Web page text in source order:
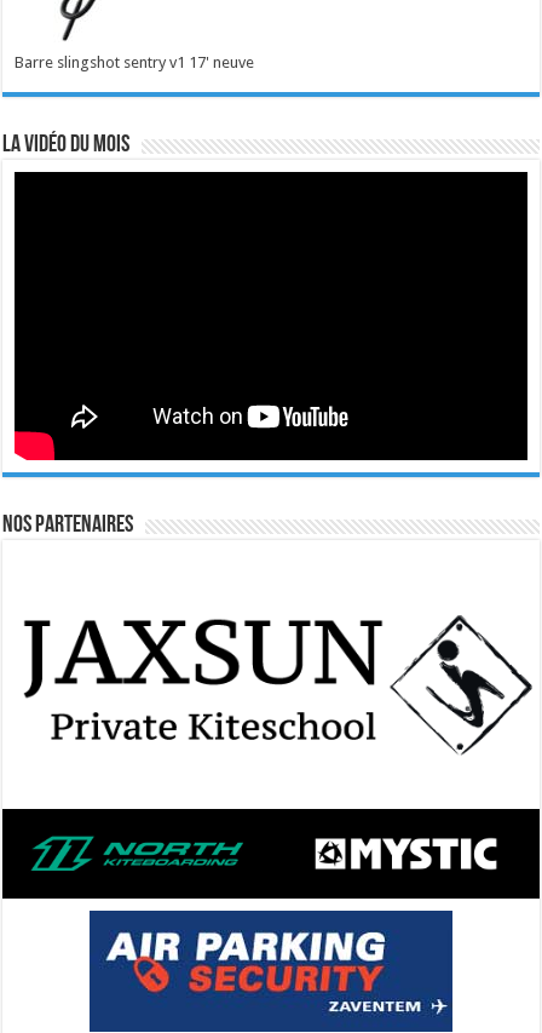
Barre slingshot sentry v1 17' neuve
La vidéo du mois
Nos Partenaires